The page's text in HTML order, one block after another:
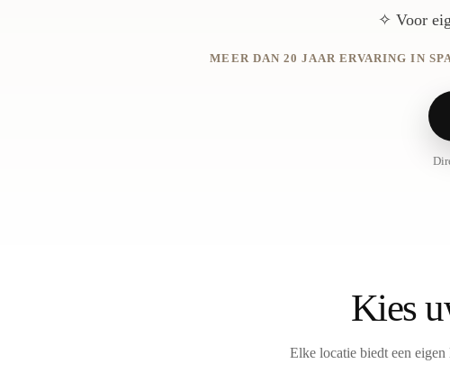
✧ Voor
MEER DAN 20 JAAR ERVARING IN
Kies
Elke locatie biedt een